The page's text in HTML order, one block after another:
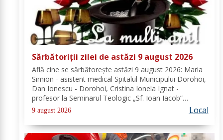
Sărbătoriții zilei de astăzi 9 august 2026
Află cine se sărbătoreşte astăzi 9 august 2026: Maria
Simion - asistent medical Spitalul Municipului Dorohoi,
Dan Ionescu - Dorohoi, Cristina Ionela Ignat -
profesor la Seminarul Teologic „Sf. Ioan Iacob”
Dorohoi, Ana-Maria Ojog - profesor- consilier
educativ Școala Gimnazială Nr. 1 Dumeni, Mihai...
9 august 2026 Local